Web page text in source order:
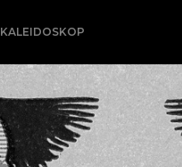
KALEIDOSKOP